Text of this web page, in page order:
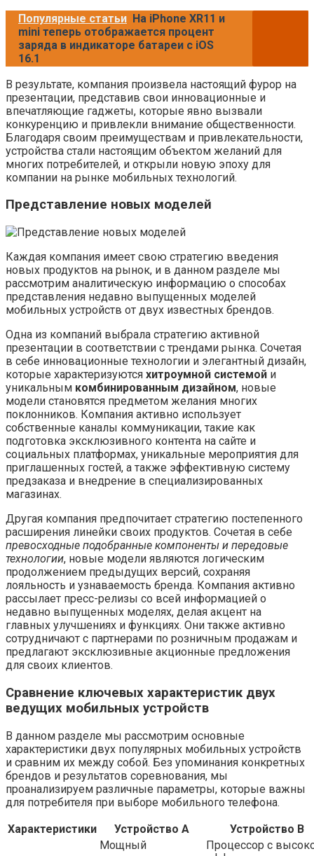
Популярные статьи На iPhone XR11 и
mini теперь отображается процент
заряда в индикаторе батареи с iOS
16.1
В результате, компания произвела настоящий фурор на
презентации, представив свои инновационные и
впечатляющие гаджеты, которые явно вызвали
конкуренцию и привлекли внимание общественности.
Благодаря своим преимуществам и привлекательности,
устройства стали настоящим объектом желаний для
многих потребителей, и открыли новую эпоху для
компании на рынке мобильных технологий.
Представление новых моделей
Каждая компания имеет свою стратегию введения
новых продуктов на рынок, и в данном разделе мы
рассмотрим аналитическую информацию о способах
представления недавно выпущенных моделей
мобильных устройств от двух известных брендов.
Одна из компаний выбрала стратегию активной
презентации в соответствии с трендами рынка. Сочетая
в себе инновационные технологии и элегантный дизайн,
которые характеризуются хитроумной системой и
уникальным комбинированным дизайном, новые
модели становятся предметом желания многих
поклонников. Компания активно использует
собственные каналы коммуникации, такие как
подготовка эксклюзивного контента на сайте и
социальных платформах, уникальные мероприятия для
приглашенных гостей, а также эффективную систему
предзаказа и внедрение в специализированных
магазинах.
Другая компания предпочитает стратегию постепенного
расширения линейки своих продуктов. Сочетая в себе
превосходные подобранные компоненты и передовые
технологии, новые модели являются логическим
продолжением предыдущих версий, сохраняя
лояльность и узнаваемость бренда. Компания активно
рассылает пресс-релизы со всей информацией о
недавно выпущенных моделях, делая акцент на
главных улучшениях и функциях. Они также активно
сотрудничают с партнерами по розничным продажам и
предлагают эксклюзивные акционные предложения
для своих клиентов.
Сравнение ключевых характеристик двух
ведущих мобильных устройств
В данном разделе мы рассмотрим основные
характеристики двух популярных мобильных устройств
и сравним их между собой. Без упоминания конкретных
брендов и результатов соревнования, мы
проанализируем различные параметры, которые важны
для потребителя при выборе мобильного телефона.
Характеристики
Устройство A
Устройство B
Мощный
Процессор с